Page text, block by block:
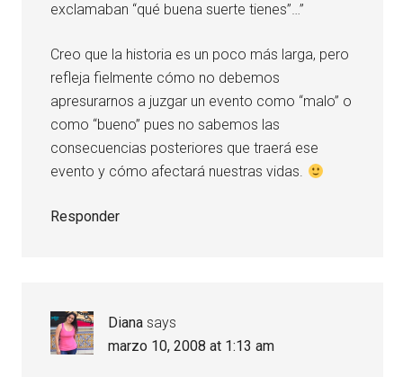
exclamaban “qué buena suerte tienes”…”
Creo que la historia es un poco más larga, pero
refleja fielmente cómo no debemos
apresurarnos a juzgar un evento como “malo” o
como “bueno” pues no sabemos las
consecuencias posteriores que traerá ese
evento y cómo afectará nuestras vidas.
Responder
Diana says
marzo 10, 2008 at 1:13 am